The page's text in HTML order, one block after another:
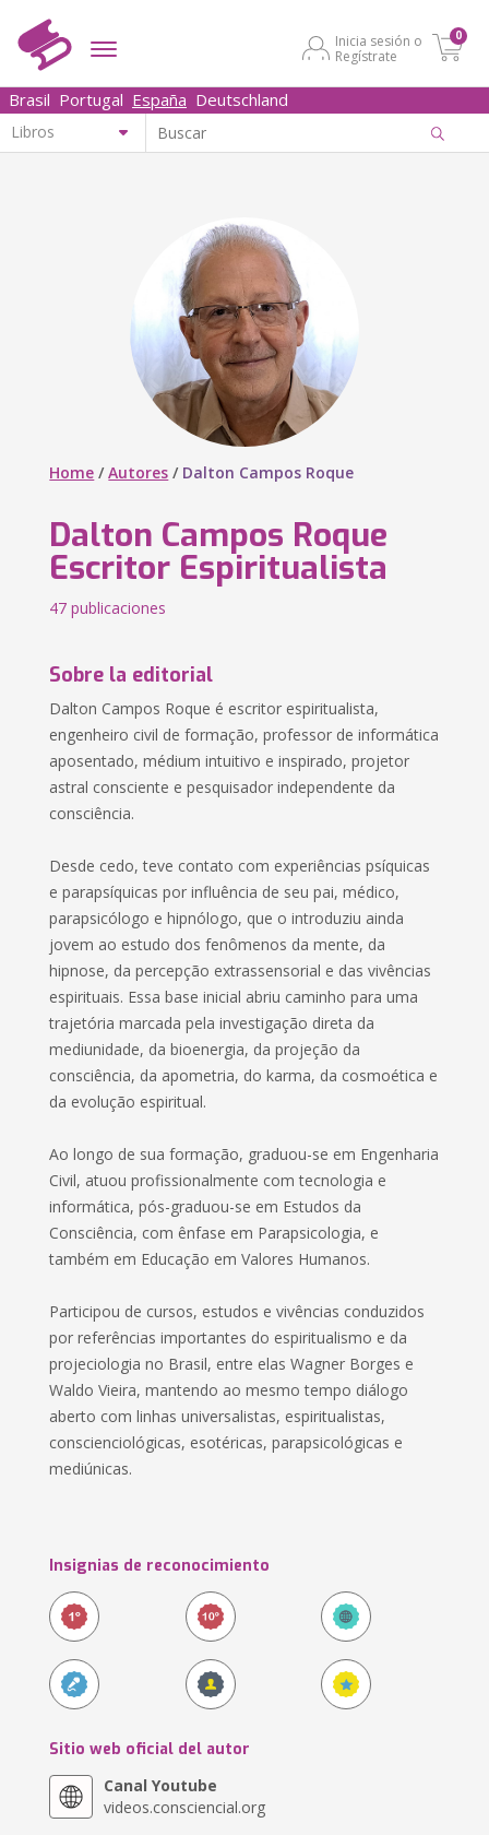
Inicia sesión o
Regístrate
0
Brasil Portugal España Deutschland
Home /Autores / Dalton Campos Roque
Dalton Campos Roque
Escritor Espiritualista
47 publicaciones
Sobre la editorial
Dalton Campos Roque é escritor espiritualista,
engenheiro civil de formação, professor de informática
aposentado, médium intuitivo e inspirado, projetor
astral consciente e pesquisador independente da
consciência.
Desde cedo, teve contato com experiências psíquicas
e parapsíquicas por influência de seu pai, médico,
parapsicólogo e hipnólogo, que o introduziu ainda
jovem ao estudo dos fenômenos da mente, da
hipnose, da percepção extrassensorial e das vivências
espirituais. Essa base inicial abriu caminho para uma
trajetória marcada pela investigação direta da
mediunidade, da bioenergia, da projeção da
consciência, da apometria, do karma, da cosmoética e
da evolução espiritual.
Ao longo de sua formação, graduou-se em Engenharia
Civil, atuou profissionalmente com tecnologia e
informática, pós-graduou-se em Estudos da
Consciência, com ênfase em Parapsicologia, e
também em Educação em Valores Humanos.
Participou de cursos, estudos e vivências conduzidos
por referências importantes do espiritualismo e da
projeciologia no Brasil, entre elas Wagner Borges e
Waldo Vieira, mantendo ao mesmo tempo diálogo
aberto com linhas universalistas, espiritualistas,
conscienciológicas, esotéricas, parapsicológicas e
mediúnicas.
Insignias de reconocimiento
Sitio web oficial del autor
Canal Youtube
videos.consciencial.org